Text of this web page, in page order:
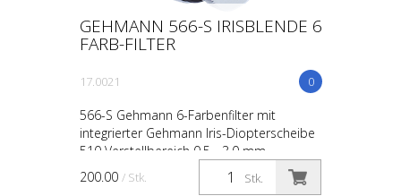
GEHMANN 566-S IRISBLENDE 6
FARB-FILTER
0
17.0021
566-S Gehmann 6-Farbenfilter mit
integrierter Gehmann Iris-Diopterscheibe
510 Verstellbereich 0,5 - 3,0 mm
Filterauswahl für die Farben: Farbauswahl:
gelb, orange, hellgr...
Stk.
200.00 / Stk.